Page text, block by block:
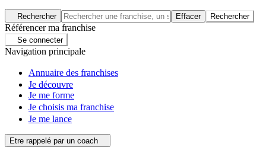
Rechercher Effacer Rechercher
Référencer ma franchise
Se connecter
Navigation principale
Annuaire des franchises
Je découvre
Je me forme
Je choisis ma franchise
Je me lance
Etre rappelé par un coach